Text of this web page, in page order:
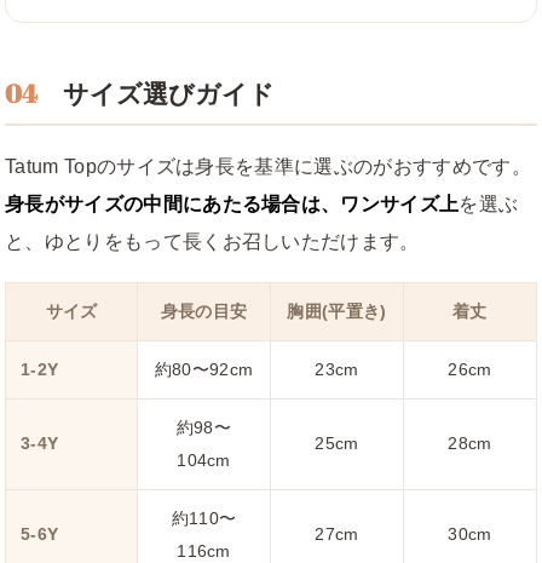
04 サイズ選びガイド
Tatum Topのサイズは身長を基準に選ぶのがおすすめです。
身長がサイズの中間にあたる場合は、ワンサイズ上を選ぶ
と、ゆとりをもって長くお召しいただけます。
サイズ 身長の目安 胸囲(平置き) 着丈
1-2Y 約80〜92cm 23cm 26cm
3-4Y
約98〜
104cm
25cm 28cm
5-6Y
約110〜
116cm
27cm 30cm